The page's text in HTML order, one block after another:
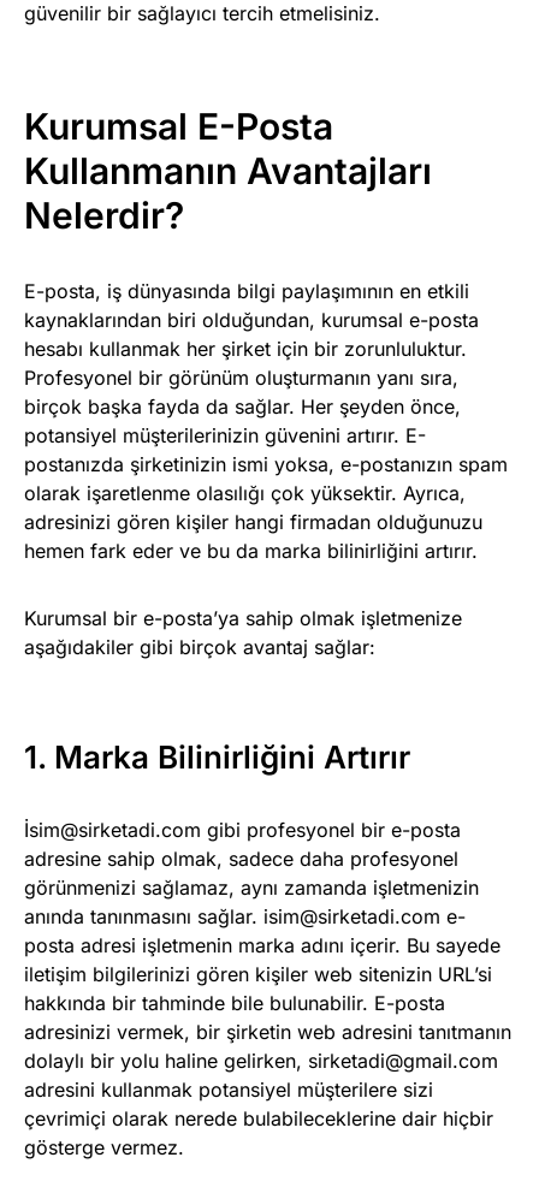
güvenilir bir sağlayıcı tercih etmelisiniz.
Kurumsal E-Posta
Kullanmanın Avantajları
Nelerdir?
E-posta, iş dünyasında bilgi paylaşımının en etkili
kaynaklarından biri olduğundan, kurumsal e-posta
hesabı kullanmak her şirket için bir zorunluluktur.
Profesyonel bir görünüm oluşturmanın yanı sıra,
birçok başka fayda da sağlar. Her şeyden önce,
potansiyel müşterilerinizin güvenini artırır. E-
postanızda şirketinizin ismi yoksa, e-postanızın spam
olarak işaretlenme olasılığı çok yüksektir. Ayrıca,
adresinizi gören kişiler hangi firmadan olduğunuzu
hemen fark eder ve bu da marka bilinirliğini artırır.
Kurumsal bir e-posta’ya sahip olmak işletmenize
aşağıdakiler gibi birçok avantaj sağlar:
1. Marka Bilinirliğini Artırır
İsim@sirketadi.com gibi profesyonel bir e-posta
adresine sahip olmak, sadece daha profesyonel
görünmenizi sağlamaz, aynı zamanda işletmenizin
anında tanınmasını sağlar. isim@sirketadi.com e-
posta adresi işletmenin marka adını içerir. Bu sayede
iletişim bilgilerinizi gören kişiler web sitenizin URL’si
hakkında bir tahminde bile bulunabilir. E-posta
adresinizi vermek, bir şirketin web adresini tanıtmanın
dolaylı bir yolu haline gelirken, sirketadi@gmail.com
adresini kullanmak potansiyel müşterilere sizi
çevrimiçi olarak nerede bulabileceklerine dair hiçbir
gösterge vermez.